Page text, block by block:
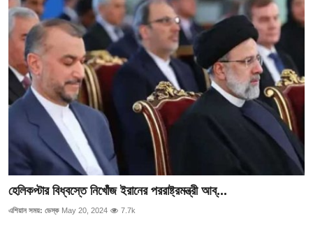
হেলিকপ্টার বিধ্বস্তে নিখোঁজ ইরানের পররাষ্ট্রমন্ত্রী আব্...
এশিয়ান সময়: ডেস্ক May 20, 2024 7.7k